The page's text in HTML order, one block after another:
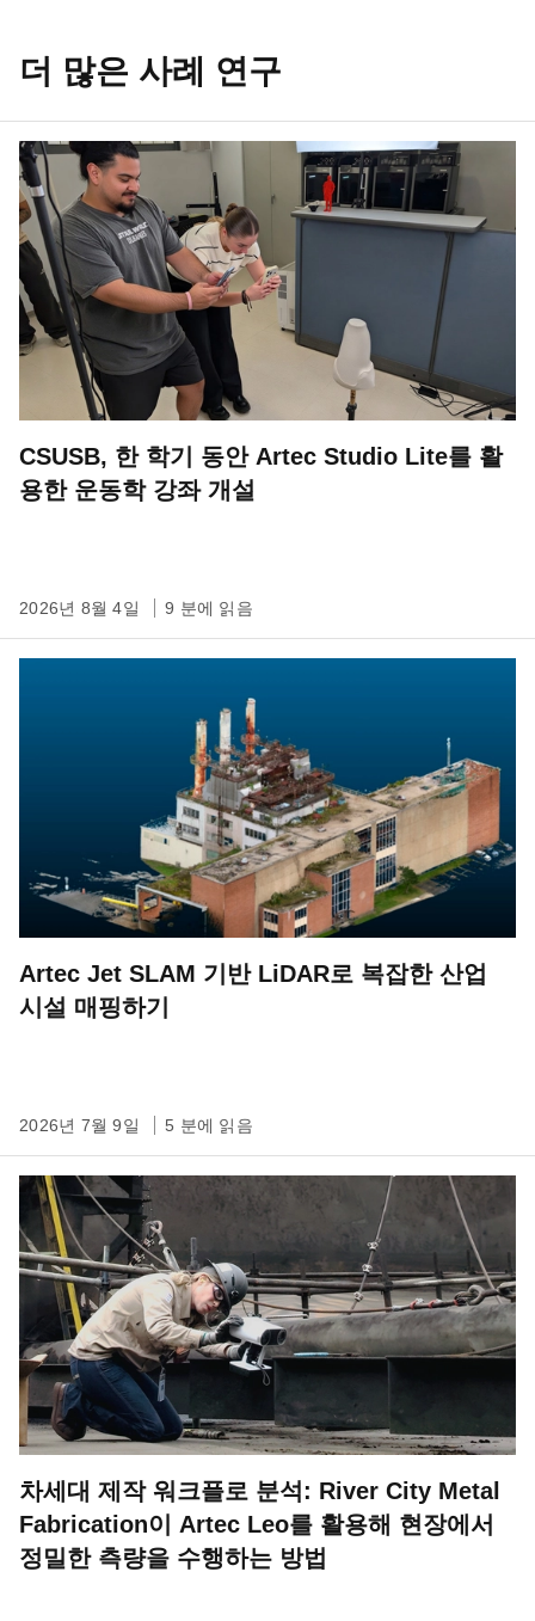
더 많은 사례 연구
CSUSB, 한 학기 동안 Artec Studio Lite를 활
용한 운동학 강좌 개설
2026년 8월 4일 9 분에 읽음
Artec Jet SLAM 기반 LiDAR로 복잡한 산업
시설 매핑하기
2026년 7월 9일 5 분에 읽음
차세대 제작 워크플로 분석: River City Metal
Fabrication이 Artec Leo를 활용해 현장에서
정밀한 측량을 수행하는 방법